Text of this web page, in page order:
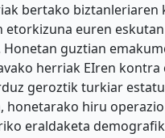
bertako
etorkizuna euren
guztian
herriak EIren
geroztik turkiar
honetarako hiru
eraldaketa